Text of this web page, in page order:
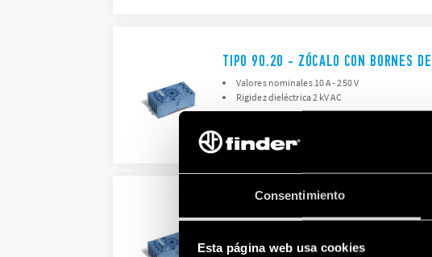
Consentimiento
Esta página web usa cookies
TIPO 90.20 - ZÓCALO CON BORNES
Valores nominales 10 A - 250 V
Rigidez dieléctrica 2 kV AC
DETAILS
Dielectric strength 2 kV AC